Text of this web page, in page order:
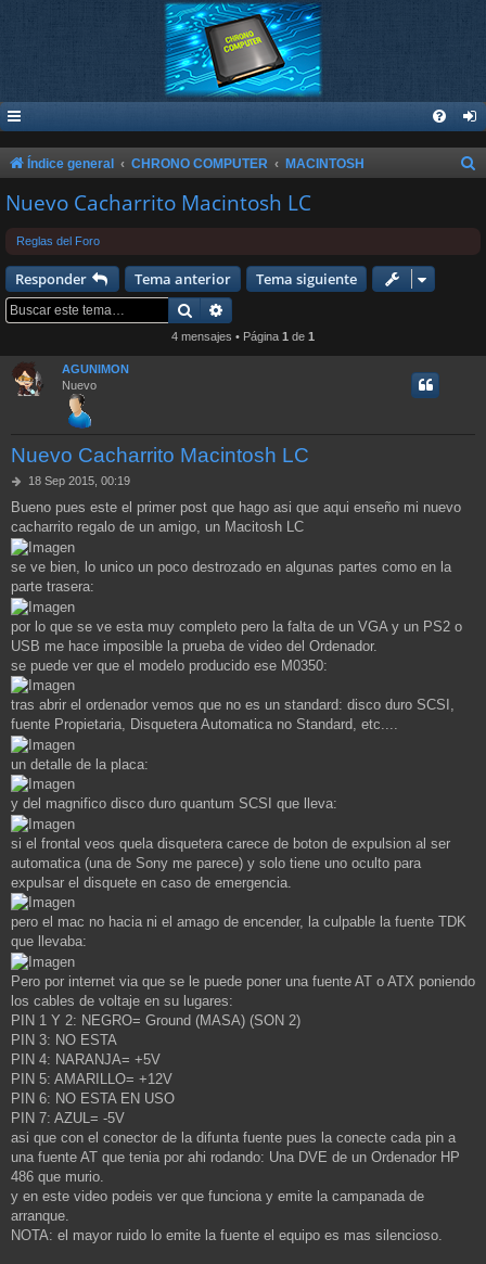
Índice general CHRONO COMPUTER MACINTOSH
Nuevo Cacharrito Macintosh LC
Reglas del Foro
Responder Tema anterior
Tema siguiente
Buscar
4 mensajes • Página 1 de 1
AGUNIMON
Nuevo
Nuevo Cacharrito Macintosh LC
M
n
s
a
18 Sep 2015, 00:19
Bueno pues este el primer post que hago asi que aqui enseño mi nuevo
cacharrito regalo de un amigo, un Macitosh LC
se ve bien, lo unico un poco destrozado en algunas partes como en la
parte trasera:
por lo que se ve esta muy completo pero la falta de un VGA y un PS2 o
USB me hace imposible la prueba de video del Ordenador.
se puede ver que el modelo producido ese M0350:
tras abrir el ordenador vemos que no es un standard: disco duro SCSI,
fuente Propietaria, Disquetera Automatica no Standard, etc....
un detalle de la placa:
y del magnifico disco duro quantum SCSI que lleva:
si el frontal veos quela disquetera carece de boton de expulsion al ser
automatica (una de Sony me parece) y solo tiene uno oculto para
expulsar el disquete en caso de emergencia.
pero el mac no hacia ni el amago de encender, la culpable la fuente TDK
que llevaba:
Pero por internet via que se le puede poner una fuente AT o ATX poniendo
los cables de voltaje en su lugares:
PIN 1 Y 2: NEGRO= Ground (MASA) (SON 2)
PIN 3: NO ESTA
PIN 4: NARANJA= +5V
PIN 5: AMARILLO= +12V
PIN 6: NO ESTA EN USO
PIN 7: AZUL= -5V
asi que con el conector de la difunta fuente pues la conecte cada pin a
una fuente AT que tenia por ahi rodando: Una DVE de un Ordenador HP
486 que murio.
y en este video podeis ver que funciona y emite la campanada de
arranque.
NOTA: el mayor ruido lo emite la fuente el equipo es mas silencioso.